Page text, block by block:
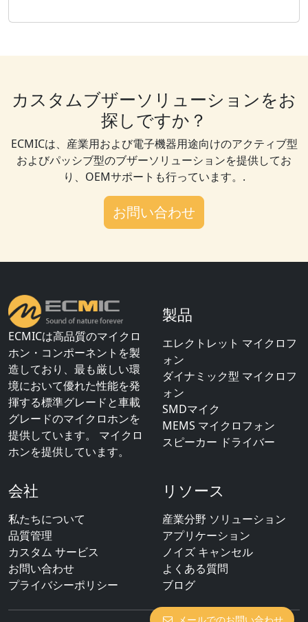
カスタムブザーソリューションをお
探しですか？
ECMICは、産業用および電子機器用途向けのアクティブ型
およびパッシブ型のブザーソリューションを提供してお
り、OEMサポートも行っています。.
お問い合わせ
ECMICは高品質のマイクロ
ホン・コンポーネントを製
造しており、最も厳しい環
境において優れた性能を発
揮する標準グレードと車載
グレードのマイクロホンを
提供しています。 マイクロ
ホンを提供しています。
製品
エレクトレット マイクロフ
ォン
ダイナミック型 マイクロフ
ォン
SMDマイク
MEMS マイクロフォン
スピーカー ドライバー
会社
私たちについて
品質管理
カスタム サービス
お問い合わせ
プライバシーポリシー
リソース
産業分野 ソリューション
アプリケーション
ノイズ キャンセル
よくある質問
ブログ